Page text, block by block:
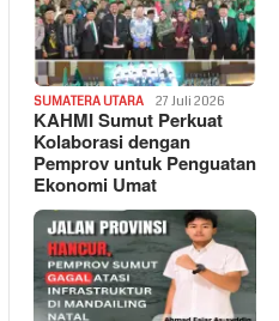
SUMATERA UTARA 27 Juli 2026
KAHMI Sumut Perkuat
Kolaborasi dengan
Pemprov untuk Penguatan
Ekonomi Umat